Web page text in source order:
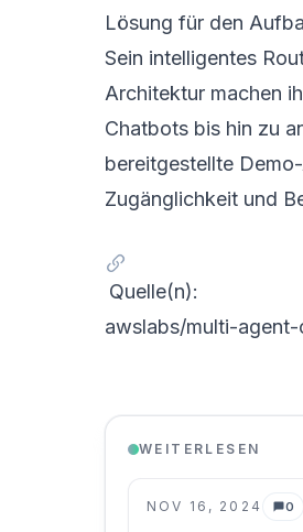
Lösung für den
Sein intelligentes
Architektur machen
Chatbots bis hin zu
bereitgestellte
Zugänglichkeit und
Quelle(n):
awslabs/multi-
WEITERLESEN
NOV 16, 2024 0